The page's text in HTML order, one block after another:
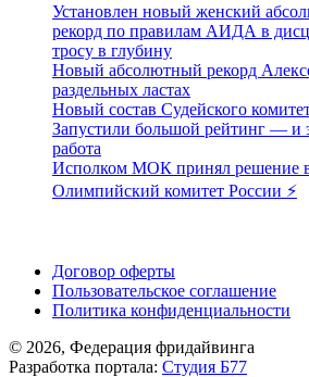
Установлен новый женский
рекорд по правилам АИДА в
тросу в глубину
Новый абсолютный рекорд
раздельных ластах
Новый состав Судейского
Запустили большой рейтинг — и
работа
Исполком МОК принял решение
Олимпийский комитет России ⚡️
Договор оферты
Пользовательское соглашение
Политика конфиденциальности
© 2026, Федерация фридайвинга
Разработка портала: Студия Б77